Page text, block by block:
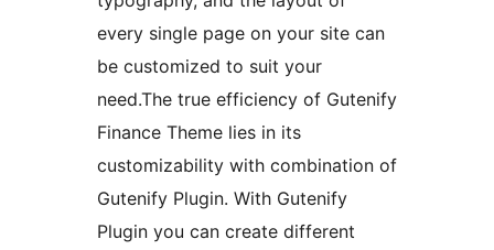
every single page on your site can
be customized to suit your
need.The true efficiency of Gutenify
Finance Theme lies in its
customizability with combination of
Gutenify Plugin. With Gutenify
Plugin you can create different